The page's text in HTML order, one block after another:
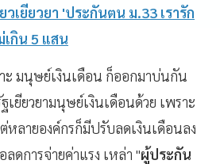
วเยียวยา 'ประกันตน ม.33 เรารัก
เกิน 5 แสน
ะ มนุษย์เงินเดือน ก็ออกมาบ่นกัน
เยียวยามนุษย์เงินเดือนด้วย เพราะ
หลายองค์กรก็มีปรับลดเงินเดือนลง
ดการจ่ายค่าแรง เหล่า "ผู้ประกัน